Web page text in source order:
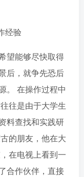
经验
望能够尽快取得
后，就争先恐后
。 在操作过程中
往是由于大学生
料查找和实践研
的朋友，他在大
在电视上看到一
合作伙伴，直接